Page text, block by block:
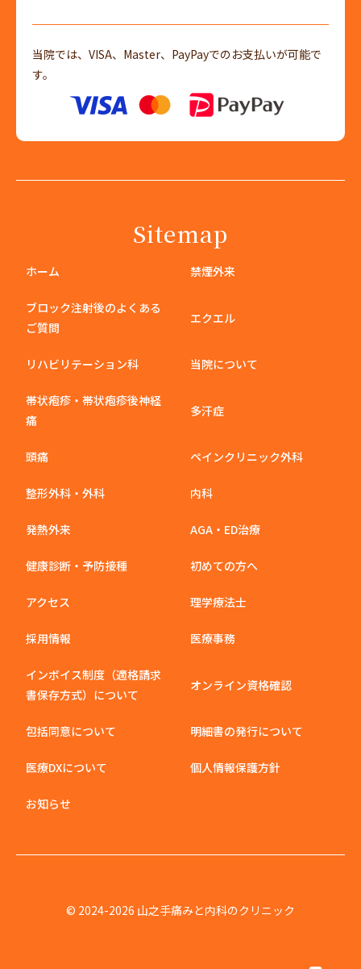
当院では、VISA、Master、PayPayでのお支払いが可能で
す。
Sitemap
ホーム 禁煙外来
ブロック注射後のよくある
ご質問
エクエル
リハビリテーション科 当院について
帯状疱疹・帯状疱疹後神経
痛
多汗症
頭痛 ペインクリニック外科
整形外科・外科 内科
発熱外来 AGA・ED治療
健康診断・予防接種 初めての方へ
アクセス 理学療法士
採用情報 医療事務
インボイス制度（適格請求
書保存方式）について
オンライン資格確認
包括同意について 明細書の発行について
医療DXについて 個人情報保護方針
お知らせ
© 2024-2026 山之手痛みと内科のクリニック